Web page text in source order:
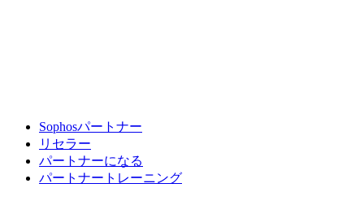
Sophosパートナー
リセラー
パートナーになる
パートナートレーニング